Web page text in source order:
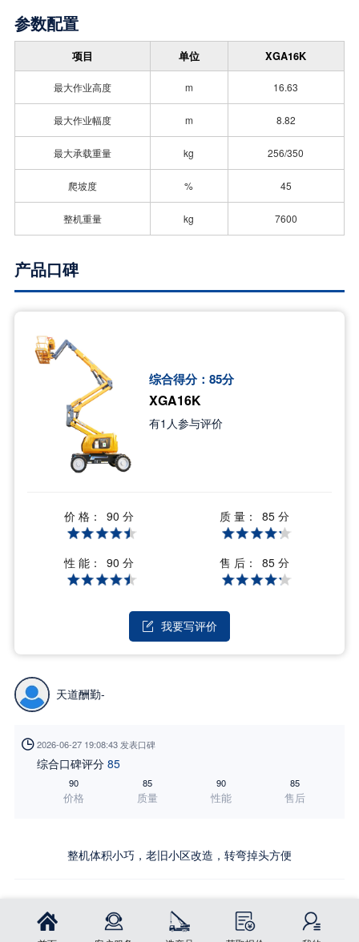
参数配置
项目 单位 XGA16K
最大作业高度 m 16.63
最大作业幅度 m 8.82
最大承载重量 kg 256/350
爬坡度 % 45
整机重量 kg 7600
产品口碑
综合得分： 85分
XGA16K
有1 人参与评价
价 格： 90 分 质 量： 85 分
性 能： 90 分 售 后： 85 分
 我要写评价
天道酬勤-
 2026-06-27 19:08:43 发表口碑
综合口碑评分 85
90
价格
85
质量
90
性能
85
售后
整机体积小巧，老旧小区改造，转弯掉头方便
立即订购